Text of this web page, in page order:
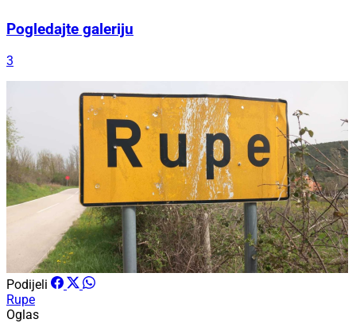
Pogledajte galeriju
3
Podijeli
Rupe
Oglas